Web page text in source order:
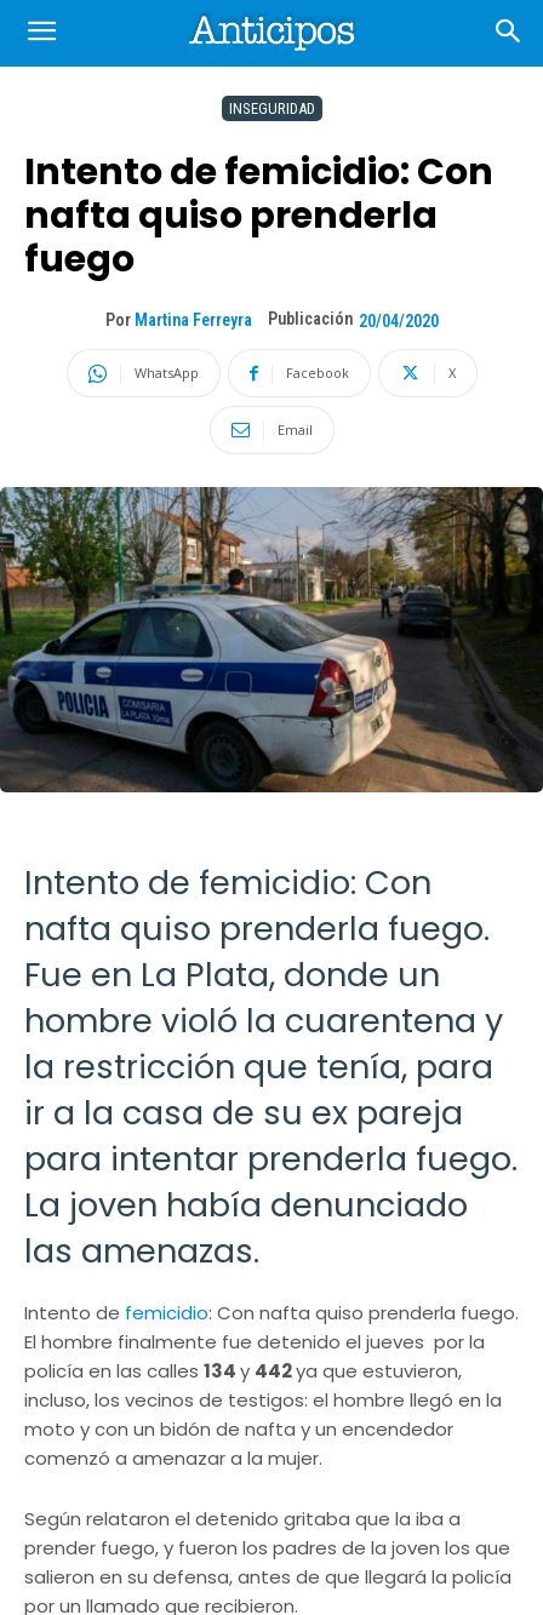
INSEGURIDAD
Intento de femicidio: Con
nafta quiso prenderla
fuego
Por Martina Ferreyra Publicación 20/04/2020
WhatsApp Facebook X
Email
Intento de femicidio: Con
nafta quiso prenderla fuego.
Fue en La Plata, donde un
hombre violó la cuarentena y
la restricción que tenía, para
ir a la casa de su ex pareja
para intentar prenderla fuego.
La joven había denunciado
las amenazas.
Intento de femicidio: Con nafta quiso prenderla fuego.
El hombre finalmente fue detenido el jueves por la
policía en las calles 134y 442ya que estuvieron,
incluso, los vecinos de testigos: el hombre llegó en la
moto y con un bidón de nafta y un encendedor
comenzó a amenazar a la mujer.
Según relataron el detenido gritaba que la iba a
prender fuego, y fueron los padres de la joven los que
salieron en su defensa, antes de que llegará la policía
por un llamado que recibieron.